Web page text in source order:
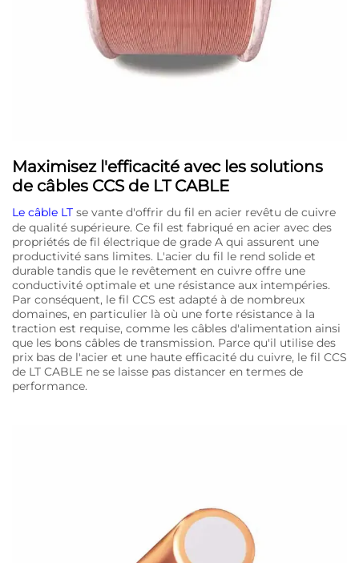
Maximisez l'efficacité avec les solutions
de câbles CCS de LT CABLE
Le câble LT se vante d'offrir du fil en acier revêtu de cuivre
de qualité supérieure. Ce fil est fabriqué en acier avec des
propriétés de fil électrique de grade A qui assurent une
productivité sans limites. L'acier du fil le rend solide et
durable tandis que le revêtement en cuivre offre une
conductivité optimale et une résistance aux intempéries.
Par conséquent, le fil CCS est adapté à de nombreux
domaines, en particulier là où une forte résistance à la
traction est requise, comme les câbles d'alimentation ainsi
que les bons câbles de transmission. Parce qu'il utilise des
prix bas de l'acier et une haute efficacité du cuivre, le fil CCS
de LT CABLE ne se laisse pas distancer en termes de
performance.